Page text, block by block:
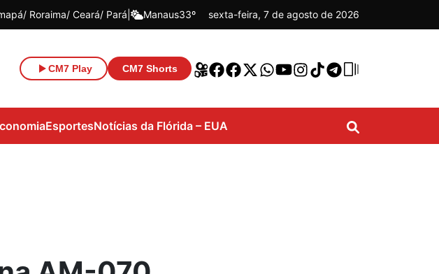
Roraima Ceará Pará Manaus33º sexta-feira, 7 de agosto de 2026
CM7 Play CM7 Shorts
EsportesNotícias da Flórida – EUA